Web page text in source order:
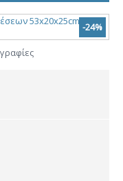
-24%